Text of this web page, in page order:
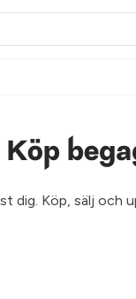
dig. Köp, sälj och